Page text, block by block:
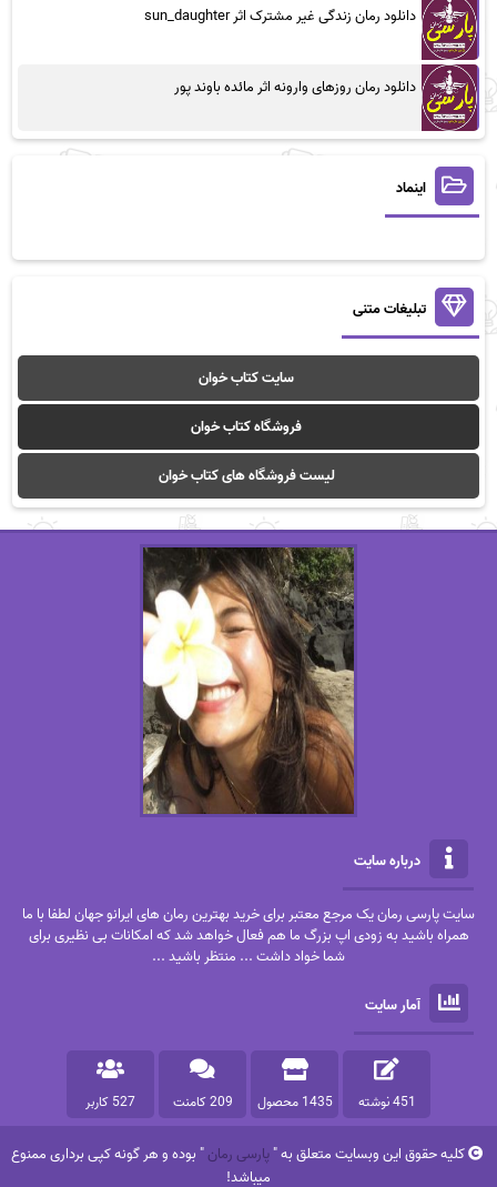
دانلود رمان زندگی غیر مشترک اثر sun_daughter
دانلود رمان روزهای وارونه اثر مائده باوند پور
اینماد
تبلیغات متنی
سایت کتاب خوان
فروشگاه کتاب خوان
لیست فروشگاه های کتاب خوان
درباره سایت
سایت پارسی رمان یک مرجع معتبر برای خرید بهترین رمان های ایرانو جهان لطفا با ما
همراه باشید به زودی اپ بزرگ ما هم فعال خواهد شد که امکانات بی نظیری برای
شما خواد داشت ... منتظر باشید ...
آمار سایت
451 نوشته 1435 محصول 209 کامنت 527 کاربر
کلیه حقوق این وبسایت متعلق به "پارسی رمان" بوده و هر گونه کپی برداری ممنوع
میباشد!